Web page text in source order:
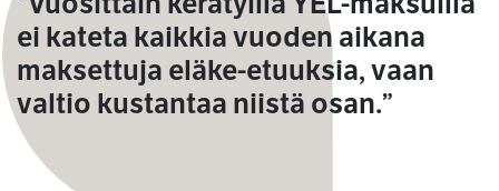
ei kateta kaikkia vuoden aikana
maksettuja eläke-etuuksia, vaan
valtio kustantaa niistä osan.”